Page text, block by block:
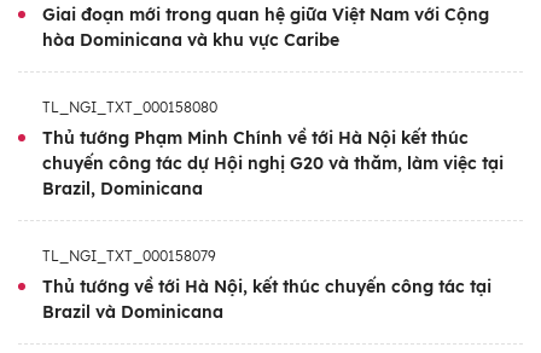
quan hệ ngoại giao (7/7/2005-7/7/2025).
Chuyến thăm khẳng định đường lối đối ngoại
của Việt Nam coi trọng tăng cường quan hệ
hữu nghị và hợp tác với khu vực Mỹ Latinh-
Caribe vì hòa bình và phát triển; thể hiện sự
quan hệ đoàn kết, hữu nghị và hợp tác tốt
đẹp Việt Nam-Cộng hòa Dominicana.
Giai đoạn mới trong quan hệ giữa Việt Nam với Cộng
hòa Dominicana và khu vực Caribe
TL_NGI_TXT_000158080
Thủ tướng Phạm Minh Chính về tới Hà Nội kết thúc
chuyến công tác dự Hội nghị G20 và thăm, làm việc tại
Brazil, Dominicana
TL_NGI_TXT_000158079
Thủ tướng về tới Hà Nội, kết thúc chuyến công tác tại
Brazil và Dominicana